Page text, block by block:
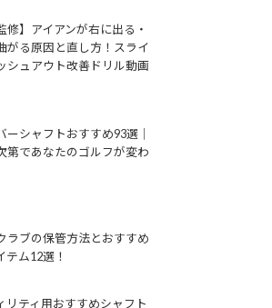
修】アイアンが右に出る・
がる原因と直し方！スライ
シュアウト改善ドリル動画
ーシャフトおすすめ93選│
第であなたのゴルフが変わ
ラブの保管方法とおすすめ
テム12選！
リティ用おすすめシャフト